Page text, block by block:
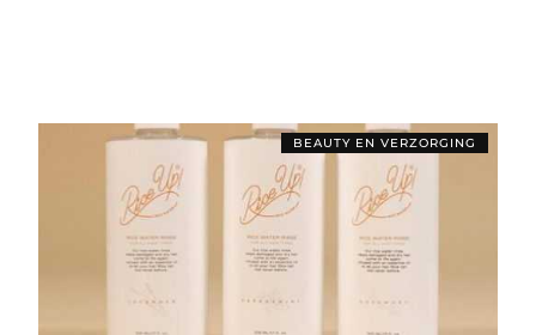
BEAUTY EN VERZORGING